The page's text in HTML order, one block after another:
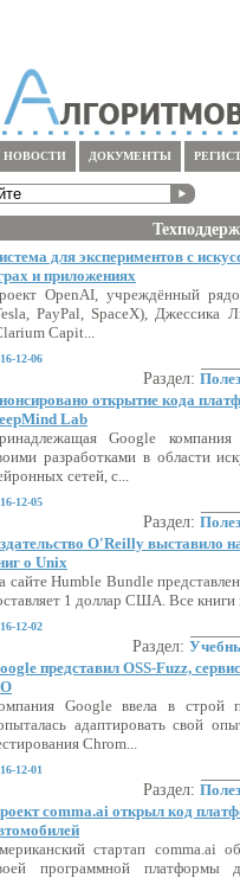
ДОКУМЕНТЫ
НОВОСТИ
для экспериментов с
и приложениях
OpenAI, учреждённый
PayPal, SpaceX), Джессика
Capit...
12-06
Раздел:
открытие кода
Lab
Google компания
разработками в области
сетей, с...
12-05
Раздел:
O'Reilly выставило
о Unix
сайте Humble Bundle
1 доллар США. Все книги
12-02
Раздел:
представил OSS-Fuzz,
Google ввела в строй
адаптировать свой
Chrom...
12-01
Раздел:
comma.ai открыл код
стартап comma.ai
программной платформы